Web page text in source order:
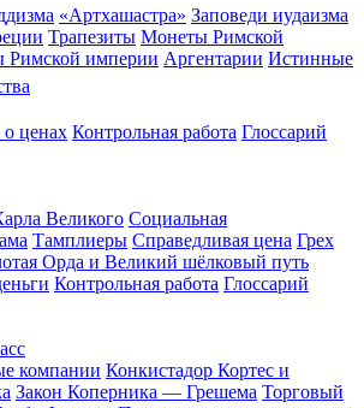
«Артхашастра» Заповеди иудаизма
Трапезиты Монеты Римской
Римской империи Аргентарии Истинные
ценах Контрольная работа Глоссарий
Великого Социальная
Тамплиеры Справедливая цена Грех
Орда и Великий шёлковый путь
Контрольная работа Глоссарий
компании Конкистадор Кортес и
Закон Коперника — Грешема Торговый